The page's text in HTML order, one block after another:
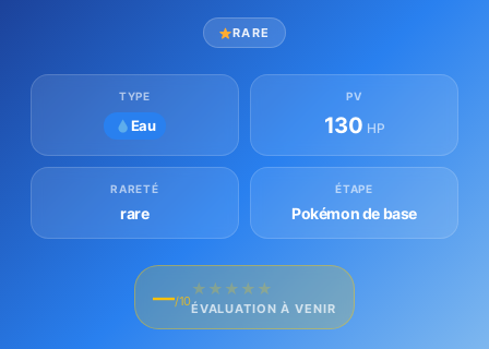
RARE
TYPE
Eau
PV
130 HP
RARETÉ
rare
ÉTAPE
Pokémon de base
—/10
★ ★ ★ ★ ★
ÉVALUATION À VENIR